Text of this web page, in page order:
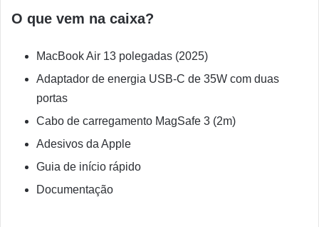
O que vem na caixa?
MacBook Air 13 polegadas (2025)
Adaptador de energia USB-C de 35W com duas
portas
Cabo de carregamento MagSafe 3 (2m)
Adesivos da Apple
Guia de início rápido
Documentação